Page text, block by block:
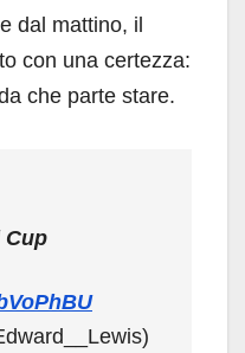
dal mattino, il
con una certezza:
che parte stare.
Cup